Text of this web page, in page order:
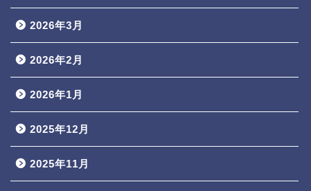
2026年3月
2026年2月
2026年1月
2025年12月
2025年11月